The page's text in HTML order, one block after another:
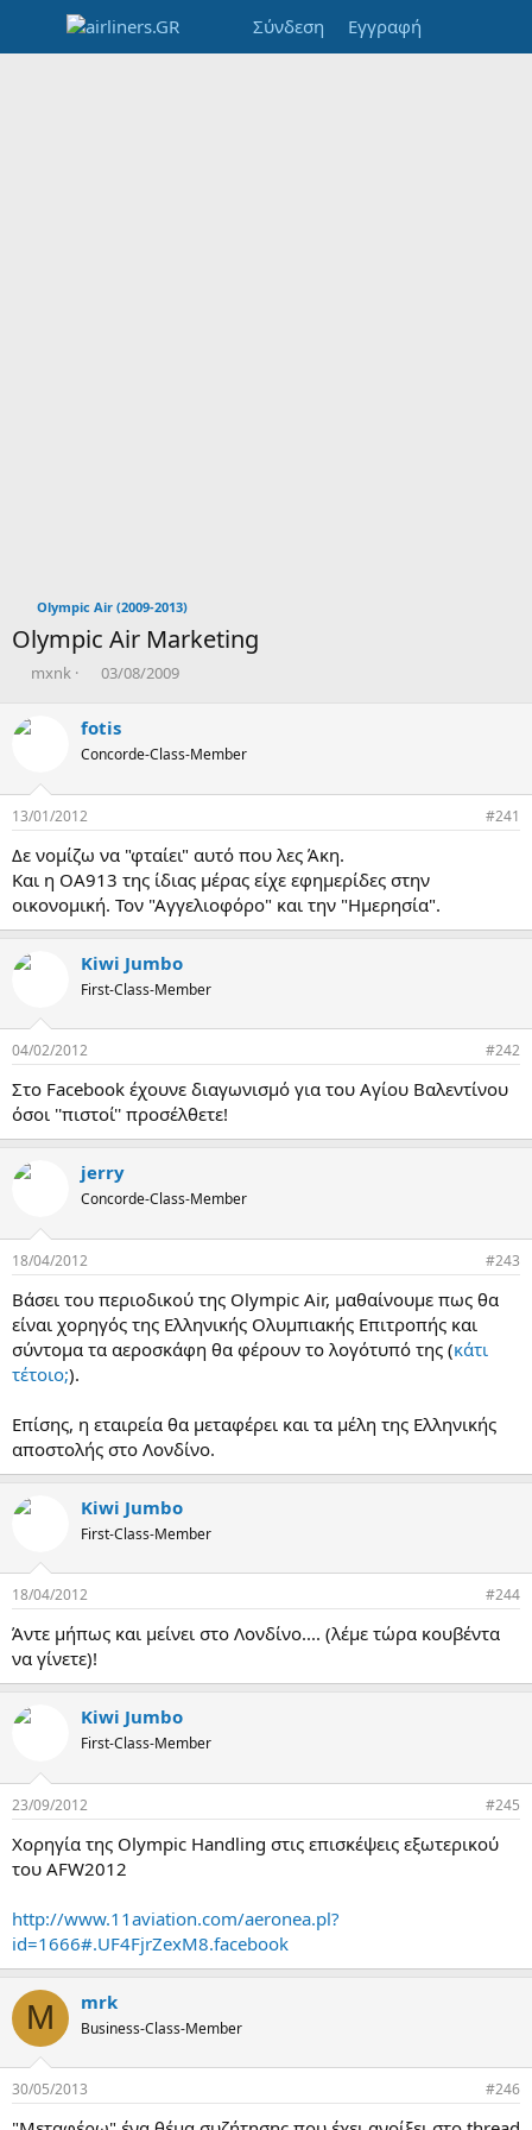
Σύνδεση Εγγραφή
Olympic Air (2009-2013)
Olympic Air Marketing
T
e
s
t
r
t
e
r
mxnk
Η
ρ
ο
η
α
δ
η
μ
ο
υ
γ
ς
03/08/2009
fotis
Concorde-Class-Member
13/01/2012 #241
Δε νομίζω να "φταίει" αυτό που λες Άκη.
Και η ΟΑ913 της ίδιας μέρας είχε εφημερίδες στην
οικονομική. Τον "Αγγελιοφόρο" και την "Ημερησία".
Kiwi Jumbo
First-Class-Member
04/02/2012 #242
Στο Facebook έχουνε διαγωνισμό για του Αγίου Βαλεντίνου
όσοι ''πιστοί'' προσέλθετε!
jerry
Concorde-Class-Member
18/04/2012 #243
Βάσει του περιοδικού της Olympic Air, μαθαίνουμε πως θα
είναι χορηγός της Ελληνικής Ολυμπιακής Επιτροπής και
σύντομα τα αεροσκάφη θα φέρουν το λογότυπό της (κάτι
τέτοιο;).
Επίσης, η εταιρεία θα μεταφέρει και τα μέλη της Ελληνικής
αποστολής στο Λονδίνο.
Kiwi Jumbo
First-Class-Member
18/04/2012 #244
Άντε μήπως και μείνει στο Λονδίνο.... (λέμε τώρα κουβέντα
να γίνετε)!
Kiwi Jumbo
First-Class-Member
23/09/2012 #245
Χορηγία της Olympic Handling στις επισκέψεις εξωτερικού
του AFW2012
http://www.11aviation.com/aeronea.pl?
id=1666#.UF4FjrZexM8.facebook
M mrk
Business-Class-Member
30/05/2013 #246